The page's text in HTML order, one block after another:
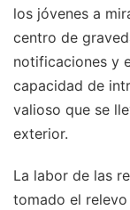
los jóvenes a
centro de
notificaciones y
capacidad de
valioso que se
exterior.
La labor de las
tomado el